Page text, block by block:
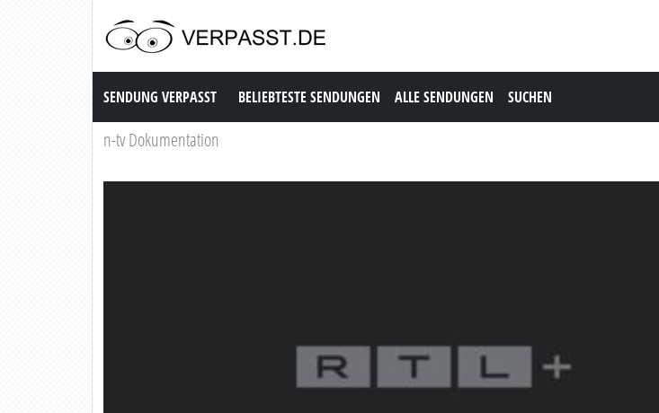
Sendung Verpasst
SENDUNG VERPASST BELIEBTESTE SENDUNGEN ALLE SENDUNGEN SUCHEN
n-tv Dokumentation